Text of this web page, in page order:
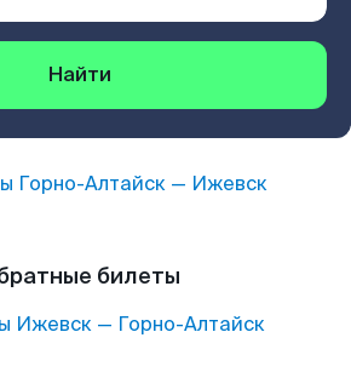
Найти
Горно-Алтайск— Ижевск
билеты
Ижевск — Горно-Алтайск